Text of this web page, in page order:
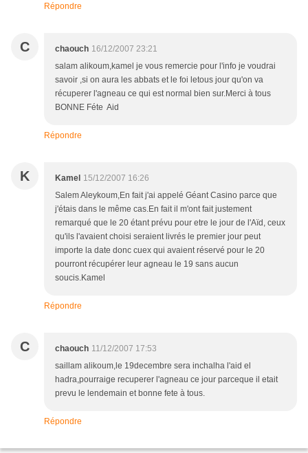
Répondre
C chaouch 16/12/2007 23:21
salam alikoum,kamel je vous remercie pour l'info je voudrai
savoir ,si on aura les abbats et le foi letous jour qu'on va
récuperer l'agneau ce qui est normal bien sur.Merci à tous
BONNE Féte Aid
Répondre
K Kamel 15/12/2007 16:26
Salem Aleykoum,En fait j'ai appelé Géant Casino parce que
j'étais dans le même cas.En fait il m'ont fait justement
remarqué que le 20 étant prévu pour etre le jour de l'Aïd, ceux
qu'ils l'avaient choisi seraient livrés le premier jour peut
importe la date donc cuex qui avaient réservé pour le 20
pourront récupérer leur agneau le 19 sans aucun
soucis.Kamel
Répondre
C chaouch 11/12/2007 17:53
saillam alikoum,le 19decembre sera inchalha l'aid el
hadra,pourraige recuperer l'agneau ce jour parceque il etait
prevu le lendemain et bonne fete à tous.
Répondre